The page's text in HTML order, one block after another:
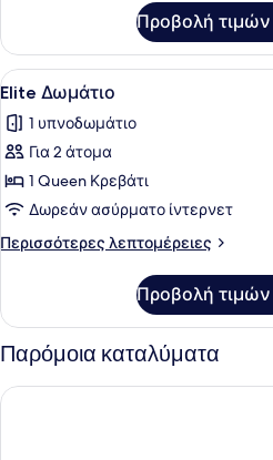
Δίκλινο
Δωμάτιο
(Double)
Προβολή τιμών
Προβολή
όλων
των
φωτογραφιών
για
Elite
Δωμάτιο
1
Elite Δωμάτιο
1 υπνοδωμάτιο
Για 2 άτομα
1 Queen Κρεβάτι
Δωρεάν ασύρματο ίντερνετ
Περισσότερες λεπτομέρειες
Περισσότερες
Δωμάτιο
Προβολή τιμών
Παρόμοια καταλύματα
Ambasciatori Hotel